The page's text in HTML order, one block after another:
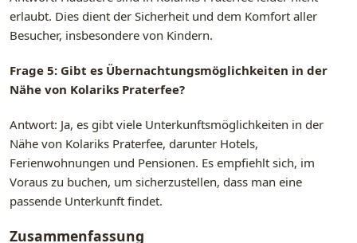
erlaubt. Dies dient der Sicherheit und dem Komfort aller
Besucher, insbesondere von Kindern.
Frage 5: Gibt es Übernachtungsmöglichkeiten in der
Nähe von Kolariks Praterfee?
Antwort: Ja, es gibt viele Unterkunftsmöglichkeiten in der
Nähe von Kolariks Praterfee, darunter Hotels,
Ferienwohnungen und Pensionen. Es empfiehlt sich, im
Voraus zu buchen, um sicherzustellen, dass man eine
passende Unterkunft findet.
Zusammenfassung